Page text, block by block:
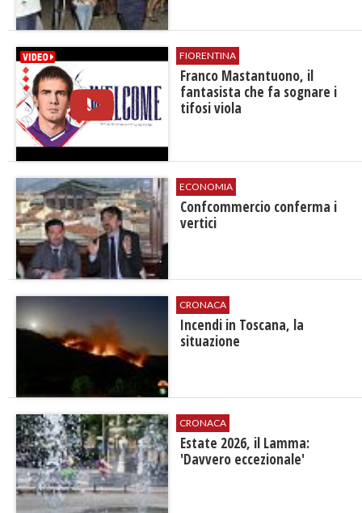
FIORENTINA
Franco Mastantuono, il
fantasista che fa sognare i
tifosi viola
ECONOMIA
Confcommercio conferma i
vertici
CRONACA
Incendi in Toscana, la
situazione
CRONACA
Estate 2026, il Lamma:
'Davvero eccezionale'